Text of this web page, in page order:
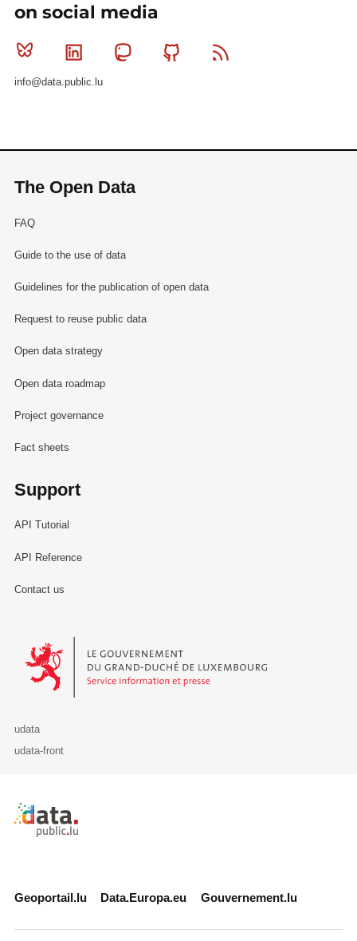
on social media
Bluesky Linkedin MastodonGithub
info@data.public.lu
The Open Data
FAQ
Guide to the use of data
Guidelines for the publication of open data
Request to reuse public data
Open data strategy
Open data roadmap
Project governance
Fact sheets
Support
API Tutorial
API Reference
Contact us
Le Gouvernement du Grand-Duché de Luxembourg - Service
udata
udata-front
Retour à l'accueil de data.public.lu
Geoportail.lu Data.Europa.eu Gouvernement.lu